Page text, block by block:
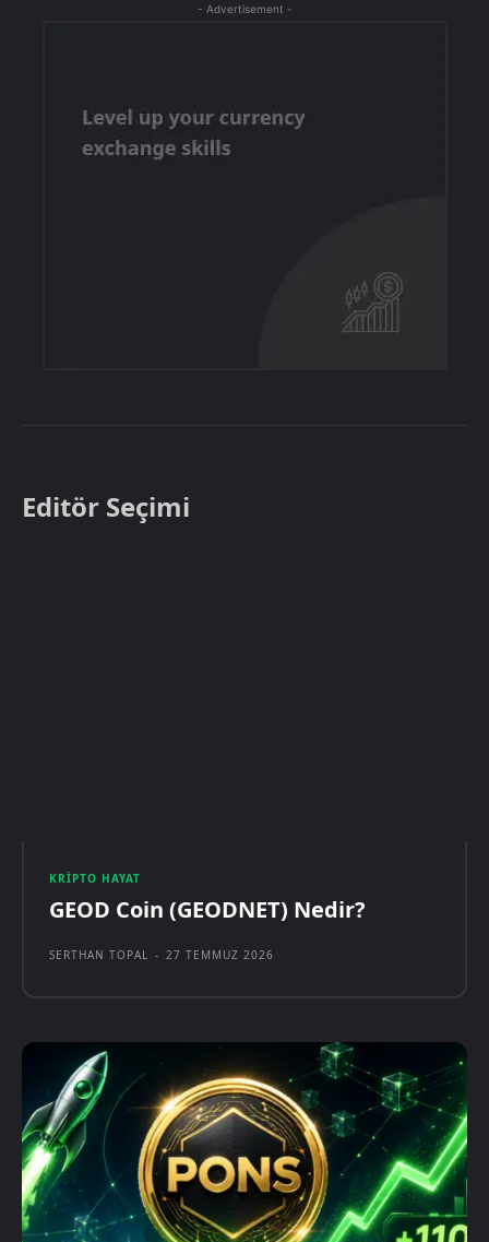
- Advertisement -
Editör Seçimi
KRIPTO HAYAT
GEOD Coin (GEODNET) Nedir?
SERTHAN TOPAL - 27 TEMMUZ 2026